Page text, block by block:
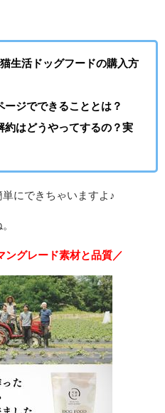
生活ドッグフードの購入方
ジでできることとは？
約はどうやってするの？実
にできちゃいますよ♪
ングレード素材と品質／